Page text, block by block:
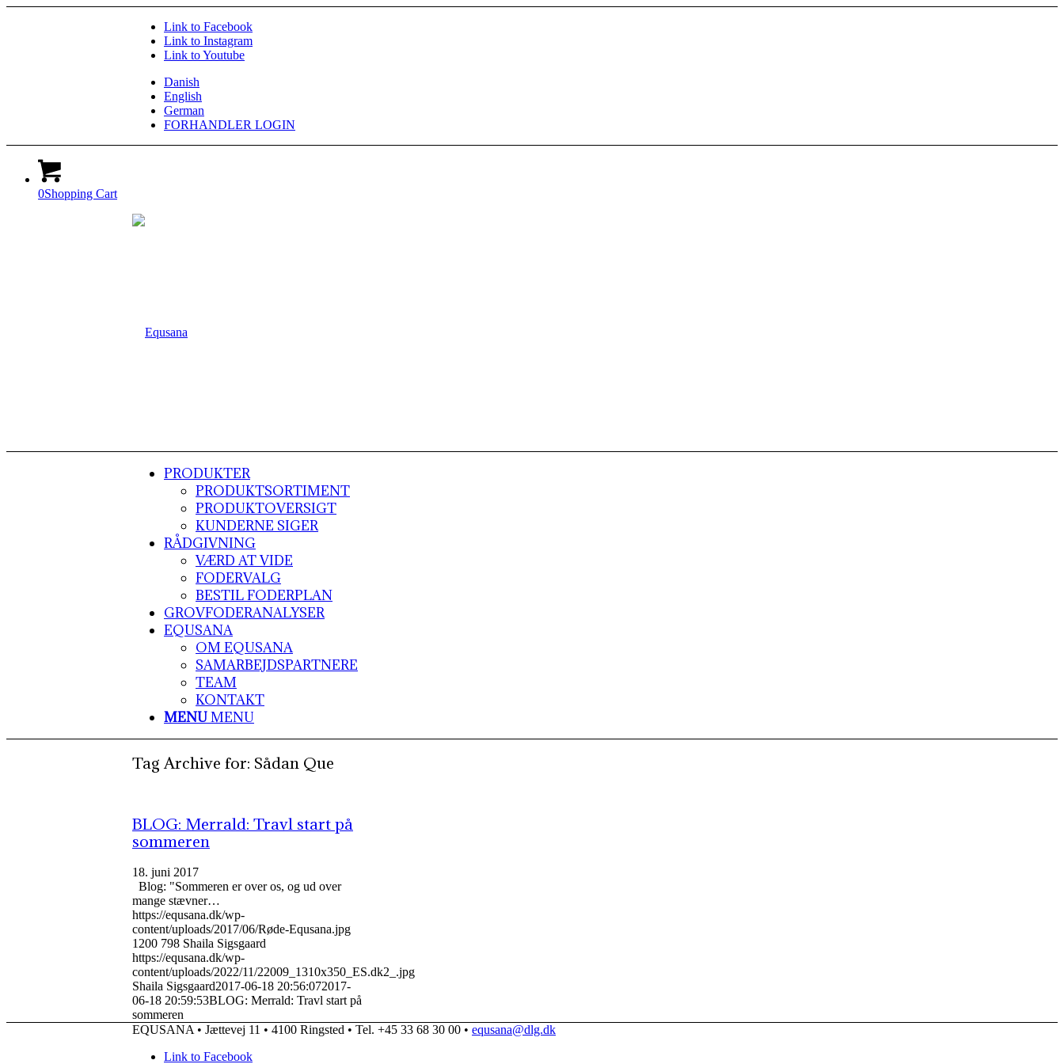
Link to Facebook
Link to Instagram
Link to Youtube
Danish
English
German
FORHANDLER LOGIN
0Shopping Cart
PRODUKTER
PRODUKTSORTIMENT
PRODUKTOVERSIGT
KUNDERNE SIGER
RÅDGIVNING
VÆRD AT VIDE
FODERVALG
BESTIL FODERPLAN
GROVFODERANALYSER
EQUSANA
OM EQUSANA
SAMARBEJDSPARTNERE
TEAM
KONTAKT
MENUMENU
Tag Archive for: Sådan Que
BLOG: Merrald: Travl start på
sommeren
18. juni 2017
Blog: "Sommeren er over os, og ud over
mange stævner…
https://equsana.dk/wp-
content/uploads/2017/06/Røde-Equsana.jpg
1200 798 Shaila Sigsgaard
https://equsana.dk/wp-
content/uploads/2022/11/22009_1310x350_ES.dk2_.jpg
Shaila Sigsgaard2017-06-18 20:56:072017-
06-18 20:59:53BLOG: Merrald: Travl start på
sommeren
EQUSANA • Jættevej 11 • 4100 Ringsted • Tel. +45 33 68 30 00 • equsana@dlg.dk
Link to Facebook